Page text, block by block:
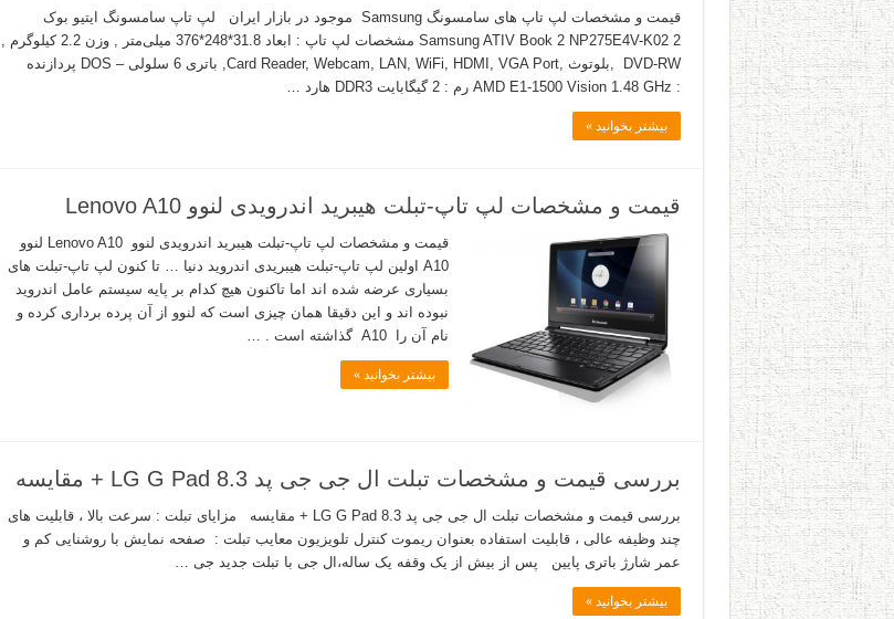
قیمت و مشخصات لپ تاپ های سامسونگ Samsung موجود در بازار ایران لپ تاپ سامسونگ ایتیو بوک
2 Samsung ATIV Book 2 NP275E4V-K02 مشخصات لپ تاپ : ابعاد 31.8*248*376 میلی‌متر , وزن 2.2 کیلوگرم ,
DVD-RW ,بلوتوث ,Card Reader, Webcam, LAN, WiFi, HDMI, VGA Port, باتری 6 سلولی – DOS پردازنده
: AMD E1-1500 Vision 1.48 GHz رم : 2 گیگابایت DDR3 هارد …
بیشتر بخوانید »
قیمت و مشخصات لپ تاپ-تبلت هیبرید اندرویدی لنوو Lenovo A10
قیمت و مشخصات لپ تاپ-تبلت هیبرید اندرویدی لنوو Lenovo A10 لنوو
A10 اولین لپ تاپ-تبلت هیبریدی اندروید دنیا … تا کنون لپ تاپ-تبلت های
بسیاری عرضه شده اند اما تاکنون هیچ کدام بر پایه سیستم عامل اندروید
نبوده اند و این دقیقا همان چیزی است که لنوو از آن پرده برداری کرده و
نام آن را A10 گذاشته است . …
بیشتر بخوانید »
بررسی قیمت و مشخصات تبلت ال جی جی پد 8.3 LG G Pad + مقایسه
بررسی قیمت و مشخصات تبلت ال جی جی پد 8.3 LG G Pad + مقایسه مزایای تبلت : سرعت بالا ، قابلیت های
چند وظیفه عالی ، قابلیت استفاده بعنوان ریموت کنترل تلویزیون معایب تبلت : صفحه نمایش با روشنایی کم و
عمر شارژ باتری پایین پس از بیش از یک وقفه یک ساله،ال جی با تبلت جدید جی …
بیشتر بخوانید »